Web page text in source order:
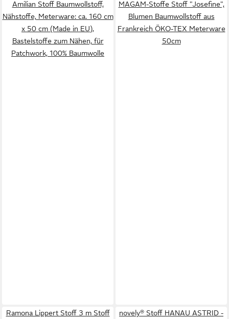
Amilian Stoff Baumwollstoff,
Nähstoffe, Meterware: ca. 160 cm
x 50 cm (Made in EU),
Bastelstoffe zum Nähen, für
Patchwork, 100% Baumwolle
MAGAM-Stoffe Stoff "Josefine",
Blumen Baumwollstoff aus
Frankreich ÖKO-TEX Meterware
50cm
Ramona Lippert Stoff 3 m Stoff
novely® Stoff HANAU ASTRID -